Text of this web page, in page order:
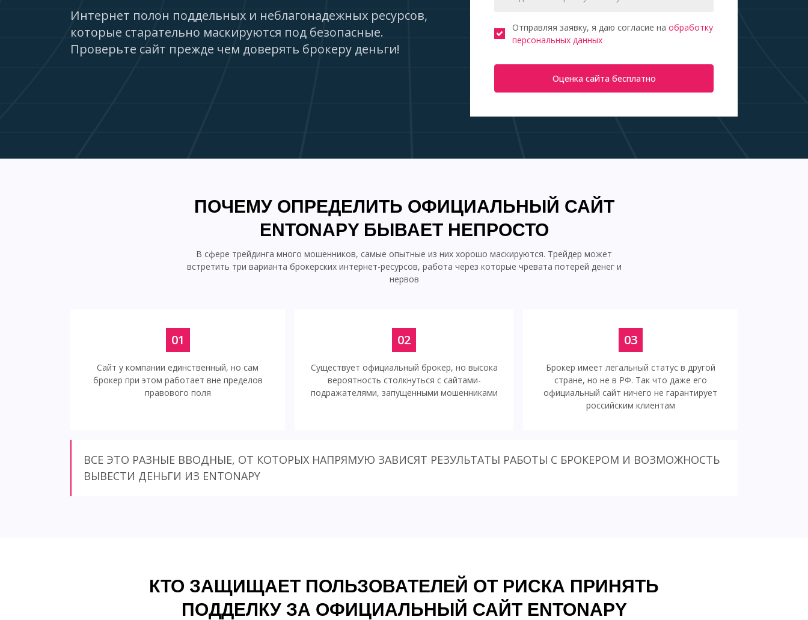
Интернет полон поддельных и неблагонадежных ресурсов,
которые старательно маскируются под безопасные.
Проверьте сайт прежде чем доверять брокеру деньги!
Отправляя заявку, я даю согласие на обработку
персональных данных
Оценка сайта бесплатно
ПОЧЕМУ ОПРЕДЕЛИТЬ ОФИЦИАЛЬНЫЙ САЙТ
ENTONAPY БЫВАЕТ НЕПРОСТО
В сфере трейдинга много мошенников, самые опытные из них хорошо маскируются. Трейдер может
встретить три варианта брокерских интернет-ресурсов, работа через которые чревата потерей денег и
нервов
01
Сайт у компании единственный, но сам
брокер при этом работает вне пределов
правового поля
02
Существует официальный брокер, но высока
вероятность столкнуться с сайтами-
подражателями, запущенными мошенниками
03
Брокер имеет легальный статус в другой
стране, но не в РФ. Так что даже его
официальный сайт ничего не гарантирует
российским клиентам
ВСЕ ЭТО РАЗНЫЕ ВВОДНЫЕ, ОТ КОТОРЫХ НАПРЯМУЮ ЗАВИСЯТ РЕЗУЛЬТАТЫ РАБОТЫ С БРОКЕРОМ И ВОЗМОЖНОСТЬ
ВЫВЕСТИ ДЕНЬГИ ИЗ ENTONAPY
КТО ЗАЩИЩАЕТ ПОЛЬЗОВАТЕЛЕЙ ОТ РИСКА ПРИНЯТЬ
ПОДДЕЛКУ ЗА ОФИЦИАЛЬНЫЙ САЙТ ENTONAPY